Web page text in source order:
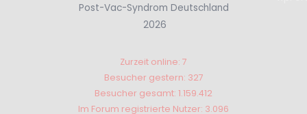
Post-Vac-Syndrom Deutschland
2026
Zurzeit online: 7
Besucher gestern: 327
Besucher gesamt: 1.159.412
Im Forum registrierte Nutzer: 3.096